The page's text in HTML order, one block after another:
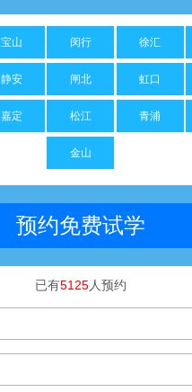
宝山 闵行 徐汇
静安 闸北 虹口
嘉定 松江 青浦
金山
预约免费试学
已有5125人预约
1352****520
10分钟前预约